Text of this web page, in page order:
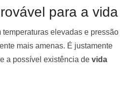
para a vida
elevadas e pressão
mais amenas. É justamente
a possível existência de vida